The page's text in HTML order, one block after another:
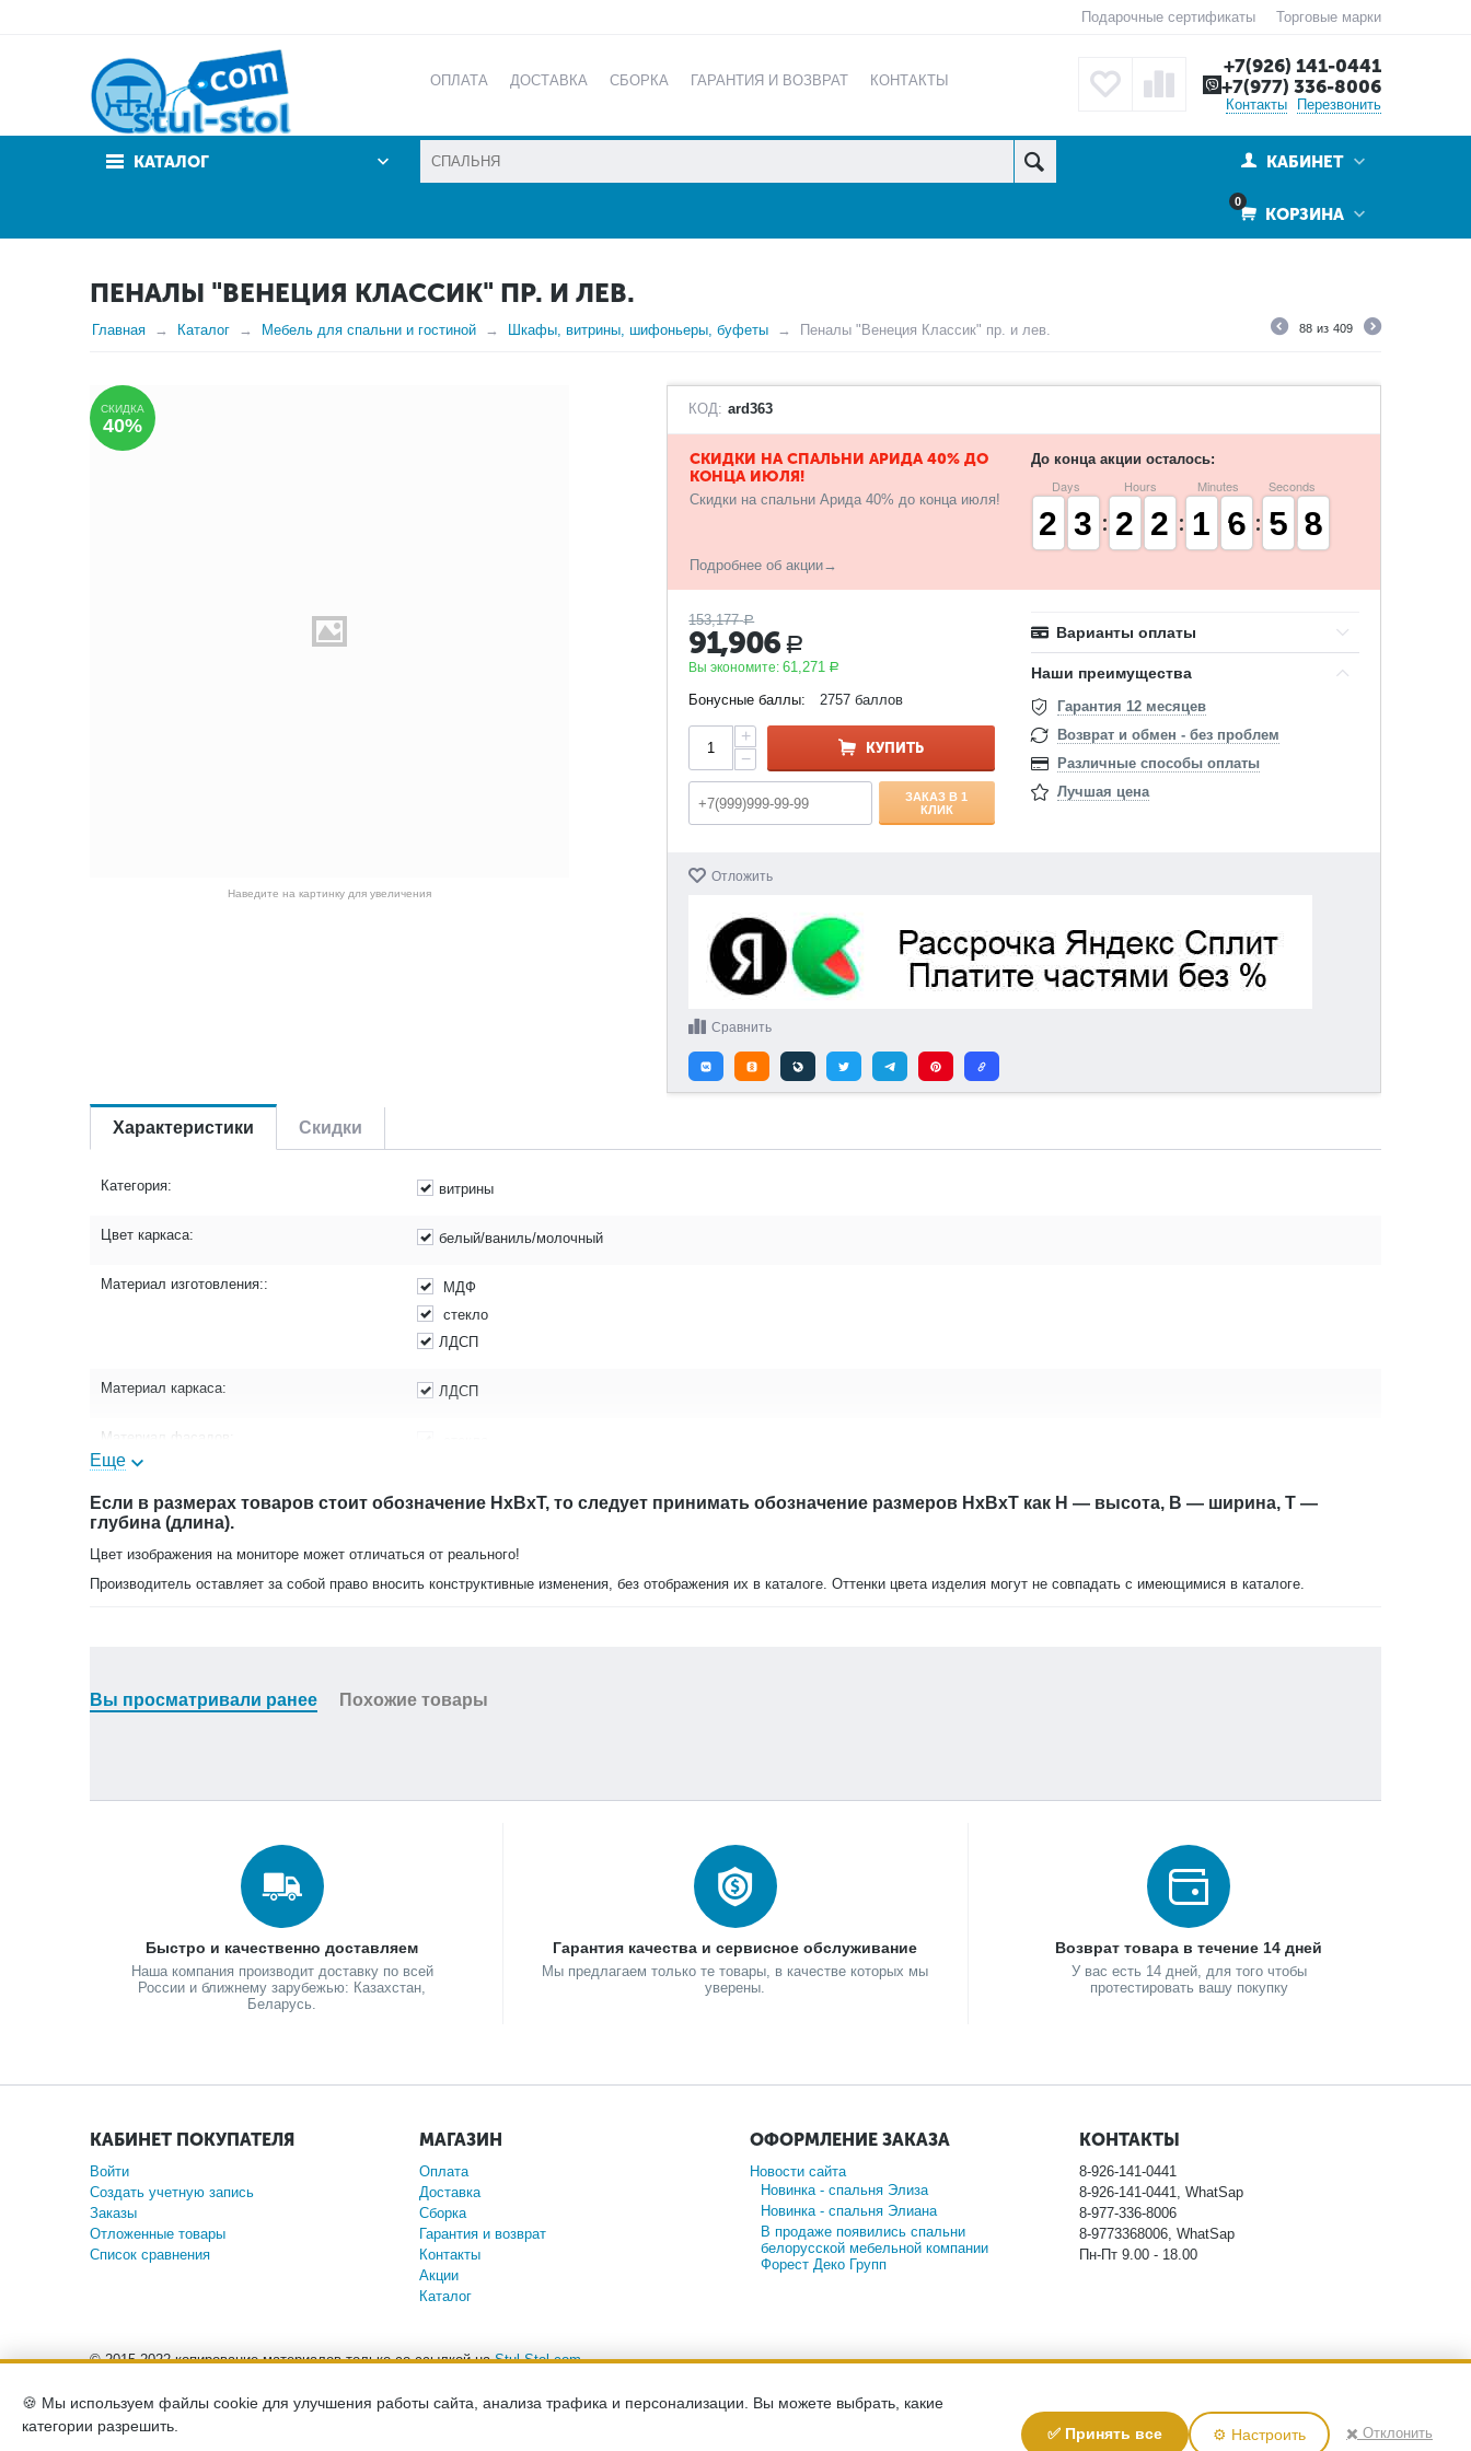
Подарочные сертификаты Торговые марки
ОПЛАТА ДОСТАВКА СБОРКА ГАРАНТИЯ И ВОЗВРАТ КОНТАКТЫ
+7(926) 141-0441
+7(977) 336-8006
Контакты Перезвонить
КАТАЛОГ КАБИНЕТ
0
КОРЗИНА
ПЕНАЛЫ "ВЕНЕЦИЯ КЛАССИК" ПР. И ЛЕВ.
Главная Каталог Мебель для спальни и гостиной Шкафы, витрины, шифоньеры, буфеты Пеналы "Венеция Классик" пр. и лев. 88 из 409
СКИДКА
40%
Наведите на картинку для увеличения
КОД: ard363
​СКИДКИ НА СПАЛЬНИ АРИДА 40% ДО
КОНЦА ИЮЛЯ!
Скидки на спальни Арида 40% до конца июля!
До конца акции осталось:
Days
1
1
2
2 2
2
3
3
Hours
1
1
2
2 1
1
2
2
Minutes
1
1
1
1 7
6
6
Seconds
0
5
5 8
8
7
Подробнее об акции→
153,177 Р
91,906 Р
Вы экономите:61,271 Р
Бонусные баллы: 2757 баллов
+
−
КУПИТЬ
ЗАКАЗ В 1
КЛИК
Варианты оплаты
Наши преимущества
Гарантия 12 месяцев
Возврат и обмен - без проблем
Различные способы оплаты
Лучшая цена
Отложить
Сравнить
Характеристики Скидки
Категория: витрины
Цвет каркаса: белый/ваниль/молочный
Материал изготовления::
МДФ
стекло
ЛДСП
Материал каркаса: ЛДСП
Материал фасадов:
Бренд/Производитель: Арида Мебель
Еще
Если в размерах товаров стоит обозначение HxBxT, то следует принимать обозначение размеров HxBxT как H — высота, B — ширина, T —
глубина (длина).
Цвет изображения на мониторе может отличаться от реального!
Производитель оставляет за собой право вносить конструктивные изменения, без отображения их в каталоге. Оттенки цвета изделия могут не совпадать с имеющимися в каталоге.
Вы просматривали ранее Похожие товары
Быстро и качественно доставляем
Наша компания производит доставку по всей
России и ближнему зарубежью: Казахстан,
Беларусь.
Гарантия качества и сервисное обслуживание
Мы предлагаем только те товары, в качестве которых мы
уверены.
Возврат товара в течение 14 дней
У вас есть 14 дней, для того чтобы
протестировать вашу покупку
КАБИНЕТ ПОКУПАТЕЛЯ
Войти
Создать учетную запись
Заказы
Отложенные товары
Список сравнения
МАГАЗИН
Оплата
Доставка
Сборка
Гарантия и возврат
Контакты
Акции
Каталог
ОФОРМЛЕНИЕ ЗАКАЗА
Новости сайта
Новинка - спальня Элиза
Новинка - спальня Элиана
В продаже появились спальни
белорусской мебельной компании
Форест Деко Групп
КОНТАКТЫ
8-926-141-0441
8-926-141-0441, WhatSap
8-977-336-8006
8-9773368006, WhatSap
Пн-Пт 9.00 - 18.00
© 2015-2022 копирование материалов только со ссылкой наStul-Stol.com
Обращаем ваше внимание на то, что данный интернет-сайт носит исключительно информационный характер и ни при каких условиях не является публичной офертой, определяемой
положениями Статьи 437 (2) Гражданского кодекса Российской Федерации. Для получения подробной информации о наличии и стоимости указанных товаров, пожалуйста, обращайтесь к
🍪 Мы используем файлы cookie для улучшения работы сайта, анализа трафика и персонализации. Вы можете выбрать, какие
категории разрешить.
✅ Принять все ⚙️ Настроить ✖️ Отклонить